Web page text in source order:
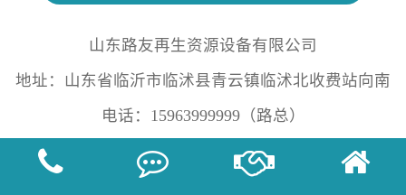
山东路友再生资源设备有限公司
地址：山东省临沂市临沭县青云镇临沭北收费站向南
电话：15963999999（路总）